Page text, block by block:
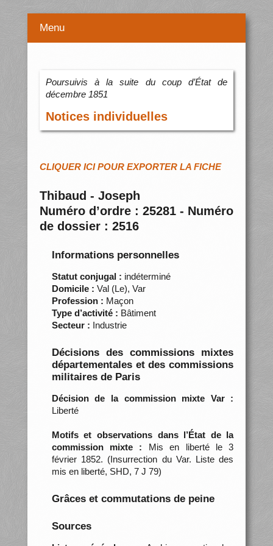
Menu
Poursuivis à la suite du coup d’État de
décembre 1851
Notices individuelles
CLIQUER ICI POUR EXPORTER LA FICHE
Thibaud - Joseph
Numéro d’ordre : 25281 - Numéro
de dossier : 2516
Informations personnelles
Statut conjugal : indéterminé
Domicile : Val (Le), Var
Profession : Maçon
Type d’activité : Bâtiment
Secteur : Industrie
Décisions des commissions mixtes
départementales et des commissions
militaires de Paris
Décision de la commission mixte Var :
Liberté
Motifs et observations dans l’État de la
commission mixte : Mis en liberté le 3
février 1852. (Insurrection du Var. Liste des
mis en liberté, SHD, 7 J 79)
Grâces et commutations de peine
Sources